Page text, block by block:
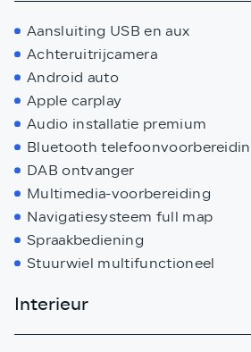
Aansluiting USB en aux
Achteruitrijcamera
Android auto
Apple carplay
Audio installatie premium
Bluetooth
DAB ontvanger
Multimedia-voorbereiding
Navigatiesysteem full map
Spraakbediening
Stuurwiel multifunctioneel
Interieur